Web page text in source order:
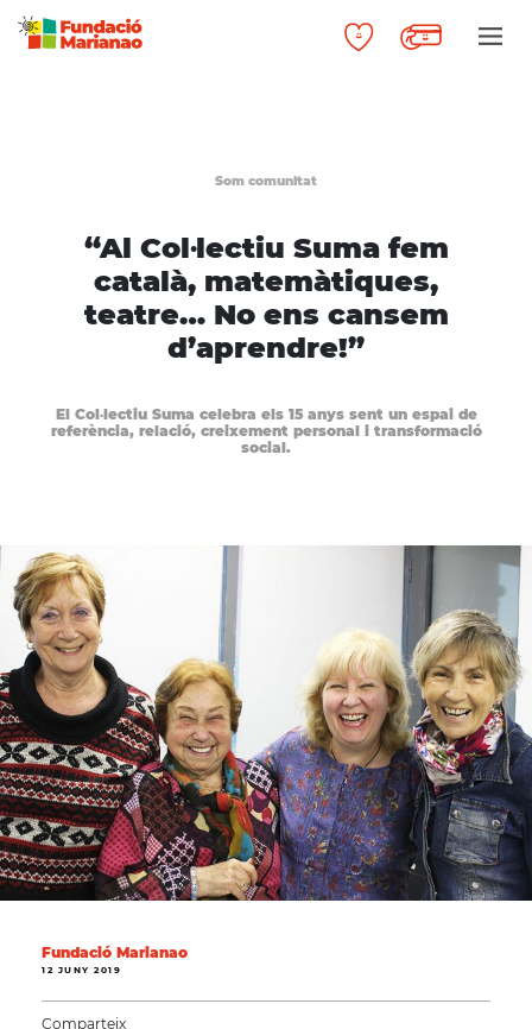
Som comunitat
“Al Col·lectiu Suma fem
català, matemàtiques,
teatre… No ens cansem
d’aprendre!”
El Col·lectiu Suma celebra els 15 anys sent un espai de
referència, relació, creixement personal i transformació
social.
Fundació Marianao
12 JUNY 2019
Comparteix